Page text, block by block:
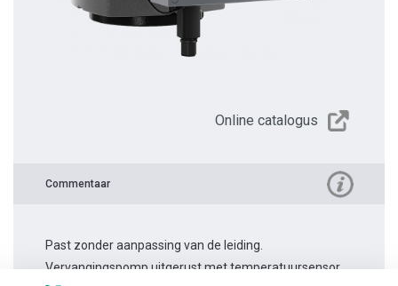
Online catalogus
Commentaar
Past zonder aanpassing van de leiding.
Vervangingspomp uitgerust met temperatuursensor.